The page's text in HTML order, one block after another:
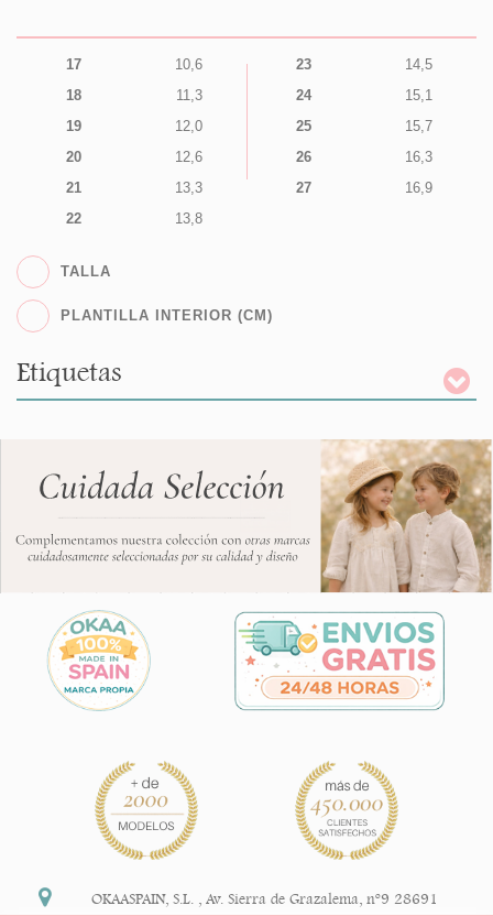
17
10,6
18
11,3
19
12,0
20
12,6
21
13,3
22
13,8
23
14,5
24
15,1
25
15,7
26
16,3
27
16,9
TALLA
PLANTILLA INTERIOR (CM)
Etiquetas
OKAASPAIN, S.L. ,Av. Sierra de Grazalema, nº9 28691